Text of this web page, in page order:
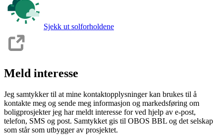
Sjekk ut solforholdene
Meld interesse
Jeg samtykker til at mine kontaktopplysninger kan brukes til å
kontakte meg og sende meg informasjon og markedsføring om
boligprosjekter jeg har meldt interesse for ved hjelp av e-post,
telefon, SMS og post. Samtykket gis til OBOS BBL og det selskap
som står som utbygger av prosjektet.